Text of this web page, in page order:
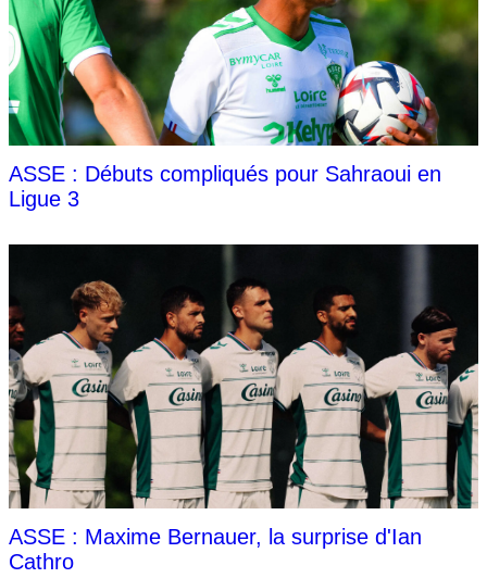
ASSE : Débuts compliqués pour Sahraoui en
Ligue 3
ASSE : Maxime Bernauer, la surprise d'Ian
Cathro